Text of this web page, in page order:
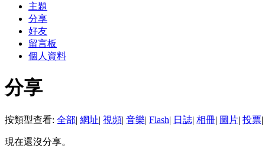
主題
分享
好友
留言板
個人資料
分享
按類型查看: 全部| 網址| 視頻| 音樂| Flash| 日誌| 相冊| 圖片| 投票|
現在還沒分享。